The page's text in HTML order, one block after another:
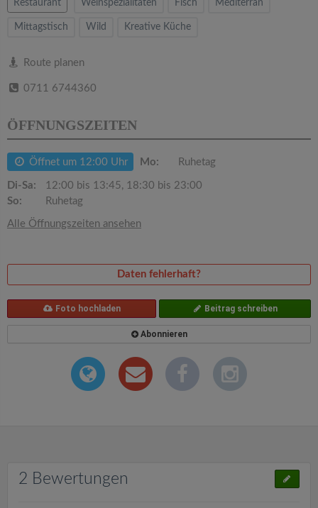
Restaurant Weinspezialitäten Fisch Mediterran
Mittagstisch Wild Kreative Küche
Route planen
0711 6744360
ÖFFNUNGSZEITEN
Öffnet um 12:00 Uhr Mo: Ruhetag
Di-Sa:
12:00 bis 13:45, 18:30 bis 23:00
So:
Ruhetag
Alle Öffnungszeiten ansehen
Daten fehlerhaft?
Foto hochladen Beitrag schreiben
Abonnieren
2 Bewertungen
t
i
o
n